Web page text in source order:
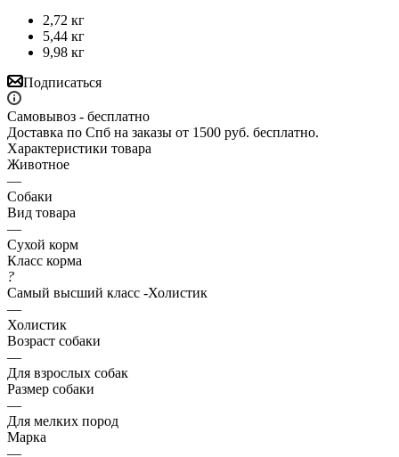
2,72 кг
5,44 кг
9,98 кг
Подписаться
Самовывоз - бесплатно
Доставка по Спб на заказы от 1500 руб. бесплатно.
Характеристики товара
Животное
—
Собаки
Вид товара
—
Сухой корм
Класс корма
?
Самый высший класс -Холистик
—
Холистик
Возраст собаки
—
Для взрослых собак
Размер собаки
—
Для мелких пород
Марка
—